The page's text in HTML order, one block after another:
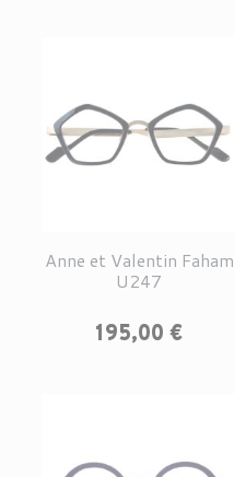
Anne et Valentin Faham
U247
Prix
195,00 €